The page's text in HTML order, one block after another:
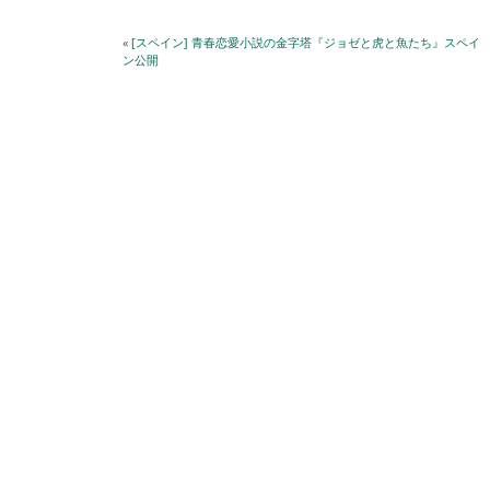
« [スペイン] 青春恋愛小説の金字塔『ジョゼと虎と魚たち』スペイ
ン公開